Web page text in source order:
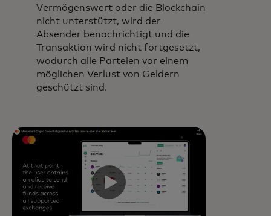
Vermögenswert oder die Blockchain
nicht unterstützt, wird der
Absender benachrichtigt und die
Transaktion wird nicht fortgesetzt,
wodurch alle Parteien vor einem
möglichen Verlust von Geldern
geschützt sind.